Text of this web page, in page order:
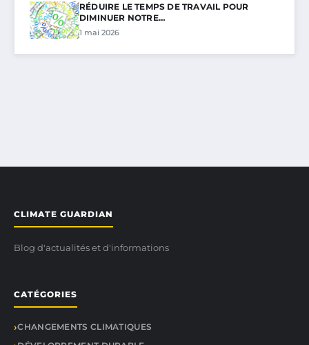
RÉDUIRE LE TEMPS DE TRAVAIL POUR
DIMINUER NOTRE…
1 mai 2026
CLIMATE GUARDIAN
Blog d'actualités et d'informations
CATÉGORIES
CHANGEMENTS CLIMATIQUES